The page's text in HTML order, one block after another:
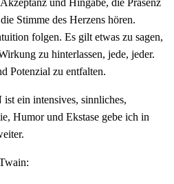
und Hingabe, die Präsenz
Stimme des Herzens hören.
folgen. Es gilt etwas zu sagen,
zu hinterlassen, jede, jeder.
Potenzial zu entfalten.
ist ein intensives, sinnliches,
Humor und Ekstase gebe ich in